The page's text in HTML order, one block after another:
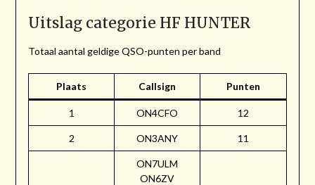
Uitslag categorie HF HUNTER
Totaal aantal geldige QSO-punten per band
Plaats Callsign Punten
1 ON4CFO 12
2 ON3ANY 11
ON7ULM
ON6ZV